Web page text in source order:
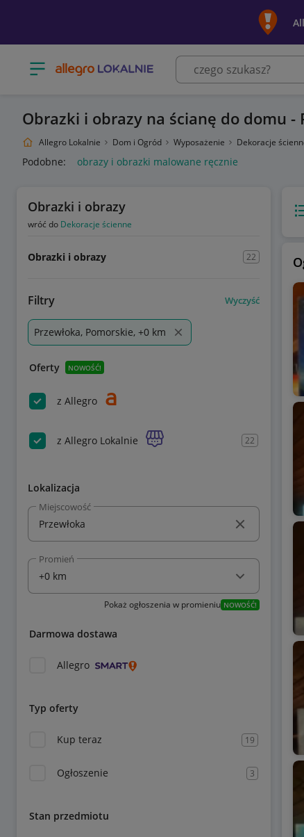
Otwórz menu z kategoriami
Obrazki i obrazy na ścianę do domu -
Allegro Lokalnie Dom i Ogród Wyposażenie Dekoracje
Podobne: obrazy i obrazki malowane ręcznie
Obrazki i obrazy
wróć do Dekoracje ścienne
Obrazki i obrazy 22
Filtry Wyczyść
Przewłoka, Pomorskie, +0 km
Oferty NOWOŚĆ!
z Allegro
z Allegro Lokalnie 22
Lokalizacja
Miejscowość
Promień
Pokaż ogłoszenia w promieniu NOWOŚĆ!
Darmowa dostawa
Allegro
Typ oferty
Kup teraz 19
Ogłoszenie 3
Stan przedmiotu